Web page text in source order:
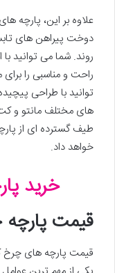
علاوه بر این، پارچه
دوخت پیراهن های
روند. شما می توانید
راحت و مناسبی را
توانید با طراحی
های مختلف مانتو و
طیف گسترده ای از
خواهد داد.
خرید
قیمت
قیمت پارچه های چرخ